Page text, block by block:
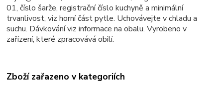
01, číslo šarže, registrační číslo kuchyně a minimální
trvanlivost, viz horní část pytle. Uchovávejte v chladu a
suchu. Dávkování viz informace na obalu. Vyrobeno v
zařízení, které zpracovává obilí.
Zboží zařazeno v kategoriích